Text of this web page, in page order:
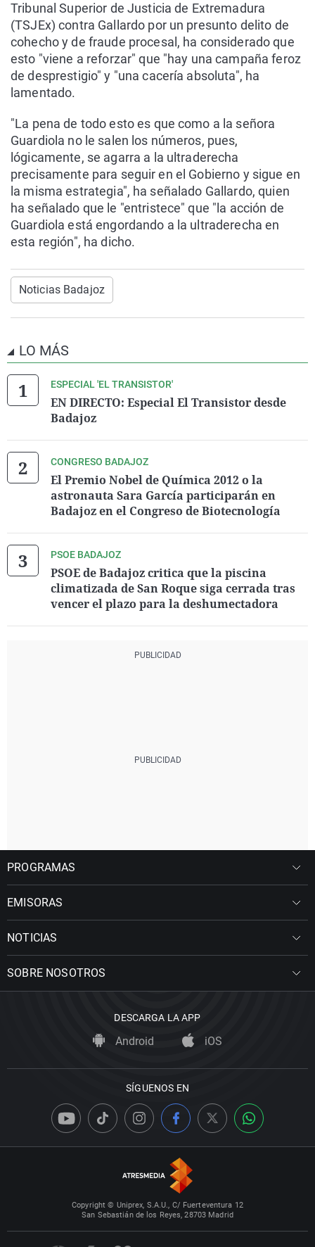
Tribunal Superior de Justicia de Extremadura
(TSJEx) contra Gallardo por un presunto delito de
cohecho y de fraude procesal, ha considerado que
esto "viene a reforzar" que "hay una campaña feroz
de desprestigio" y "una cacería absoluta", ha
lamentado.
"La pena de todo esto es que como a la señora
Guardiola no le salen los números, pues,
lógicamente, se agarra a la ultraderecha
precisamente para seguir en el Gobierno y sigue en
la misma estrategia", ha señalado Gallardo, quien
ha señalado que le "entristece" que "la acción de
Guardiola está engordando a la ultraderecha en
esta región", ha dicho.
Noticias Badajoz
LO MÁS
ESPECIAL 'EL TRANSISTOR'
EN DIRECTO: Especial El Transistor desde
Badajoz
CONGRESO BADAJOZ
El Premio Nobel de Química 2012 o la
astronauta Sara García participarán en
Badajoz en el Congreso de Biotecnología
PSOE BADAJOZ
PSOE de Badajoz critica que la piscina
climatizada de San Roque siga cerrada tras
vencer el plazo para la deshumectadora
PROGRAMAS
EMISORAS
NOTICIAS
SOBRE NOSOTROS
DESCARGA LA APP
Android iOS
SÍGUENOS EN
Copyright © Uniprex, S.A.U., C/ Fuerteventura 12
San Sebastián de los Reyes, 28703 Madrid